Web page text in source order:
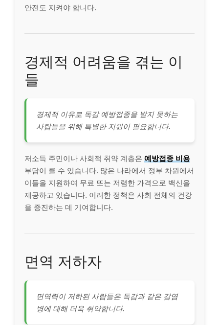
안전도 지켜야 합니다.
경제적 어려움을 겪는 이
들
경제적 이유로 독감 예방접종을 받지 못하는
사람들을 위해 특별한 지원이 필요합니다.
저소득 주민이나 사회적 취약 계층은 예방접종 비용
부담이 클 수 있습니다. 많은 나라에서 정부 차원에서
이들을 지원하여 무료 또는 저렴한 가격으로 백신을
제공하고 있습니다. 이러한 정책은 사회 전체의 건강
을 증진하는 데 기여합니다.
면역 저하자
면역력이 저하된 사람들은 독감과 같은 감염
병에 대해 더욱 취약합니다.